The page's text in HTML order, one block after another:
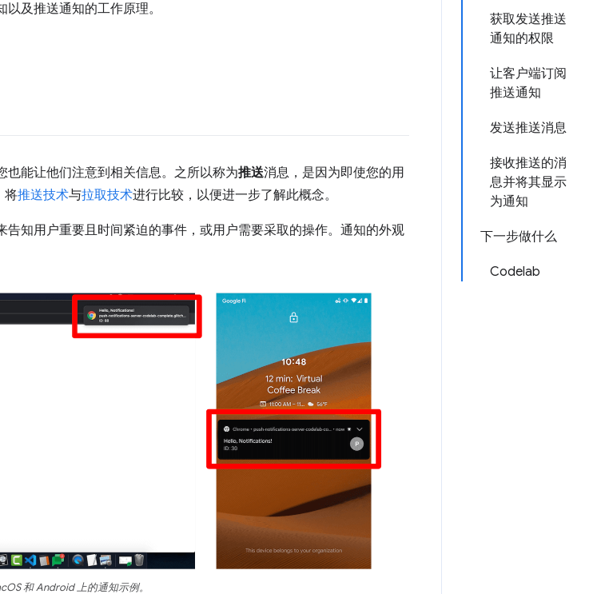
获取发送推送
通知的权限
让客户端订阅
推送通知
发送推送消息
接收推送的消
息并将其显示
为通知
下一步做什么
Codelab
及推送通知的工作原理。
能让他们注意到相关信息。之所以称为推送消息，是因为即使您的用
将推送技术与拉取技术进行比较，以便进一步了解此概念。
知用户重要且时间紧迫的事件，或用户需要采取的操作。通知的外观
和 Android 上的通知示例。